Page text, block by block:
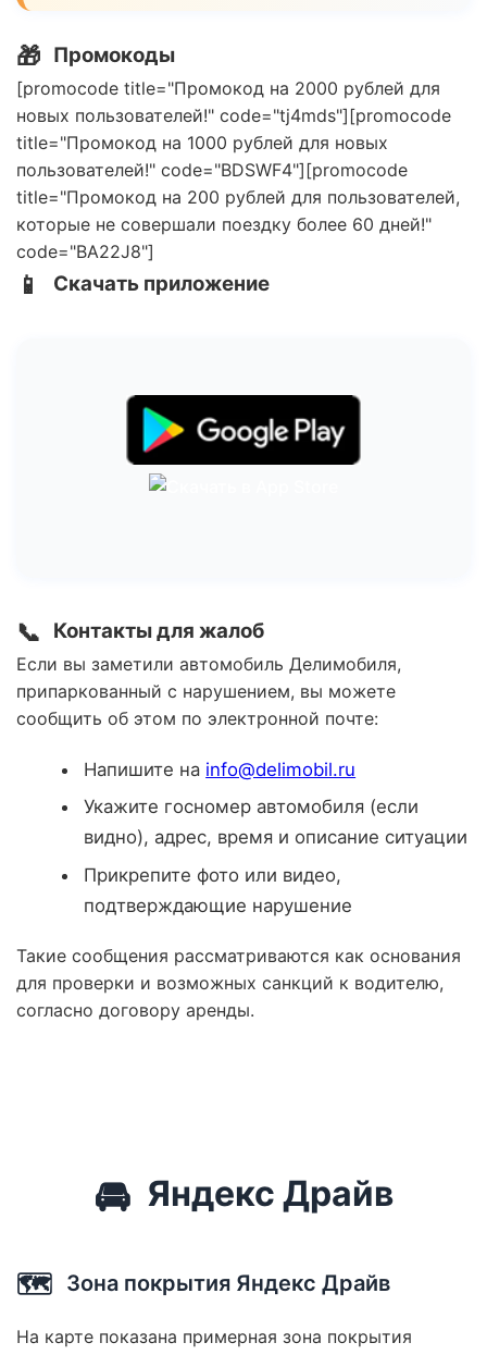
🎁 Промокоды
[promocode title="Промокод на 2000 рублей для
новых пользователей!" code="tj4mds"][promocode
title="Промокод на 1000 рублей для новых
пользователей!" code="BDSWF4"][promocode
title="Промокод на 200 рублей для пользователей,
которые не совершали поездку более 60 дней!"
code="BA22J8"]
📱 Скачать приложение
📞 Контакты для жалоб
Если вы заметили автомобиль Делимобиля,
припаркованный с нарушением, вы можете
сообщить об этом по электронной почте:
Напишите на info@delimobil.ru
Укажите госномер автомобиля (если
видно), адрес, время и описание ситуации
Прикрепите фото или видео,
подтверждающие нарушение
Такие сообщения рассматриваются как основания
для проверки и возможных санкций к водителю,
согласно договору аренды.
🚘 Яндекс Драйв
🗺️ Зона покрытия Яндекс Драйв
На карте показана примерная зона покрытия